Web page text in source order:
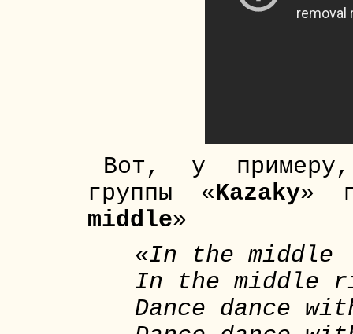
Вот, у
группы «Kazaky»
middle»
«In the middle
In the middle
Dance dance